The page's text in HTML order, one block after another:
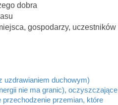
dobra
gospodarzy, uczestników
uzdrawianiem duchowym)
nie ma granic), oczyszczające
przechodzenie przemian, które